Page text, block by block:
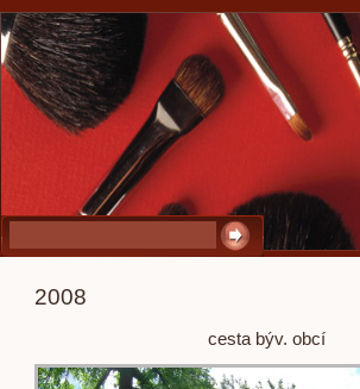
2008
cesta býv. obcí